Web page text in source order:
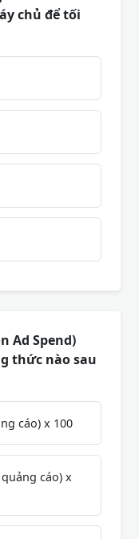
chủ để tối
Ad Spend)
thức nào sau
cáo) x 100
cáo) x